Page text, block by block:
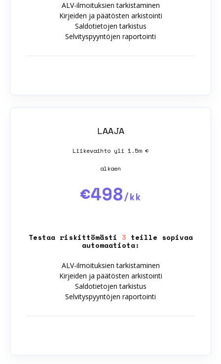
ALV-ilmoituksien tarkistaminen
Kirjeiden ja päätösten arkistointi
Saldotietojen tarkistus
Selvityspyyntöjen raportointi
LAAJA
Liikevaihto yli 1.5m €
alkaen
€498/kk
Testaa riskittömästi 3 teille sopivaa
automaatiota:
ALV-ilmoituksien tarkistaminen
Kirjeiden ja päätösten arkistointi
Saldotietojen tarkistus
Selvityspyyntöjen raportointi